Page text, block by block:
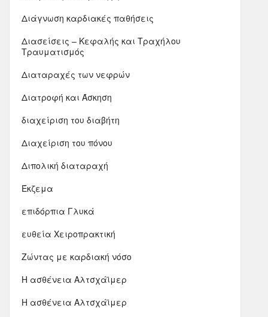
Διάγνωση καρδιακές παθήσεις
Διασείσεις – Κεφαλής και Τραχήλου
Τραυματισμός
Διαταραχές των νεφρών
Διατροφή και Άσκηση
διαχείριση του διαβήτη
Διαχείριση του πόνου
Διπολική διαταραχή
Έκζεμα
επιδόρπια Γλυκά
ευθεία Χειροπρακτική
Ζώντας με καρδιακή νόσο
Η ασθένεια Αλτσχάϊμερ
Η ασθένεια Αλτσχάϊμερ